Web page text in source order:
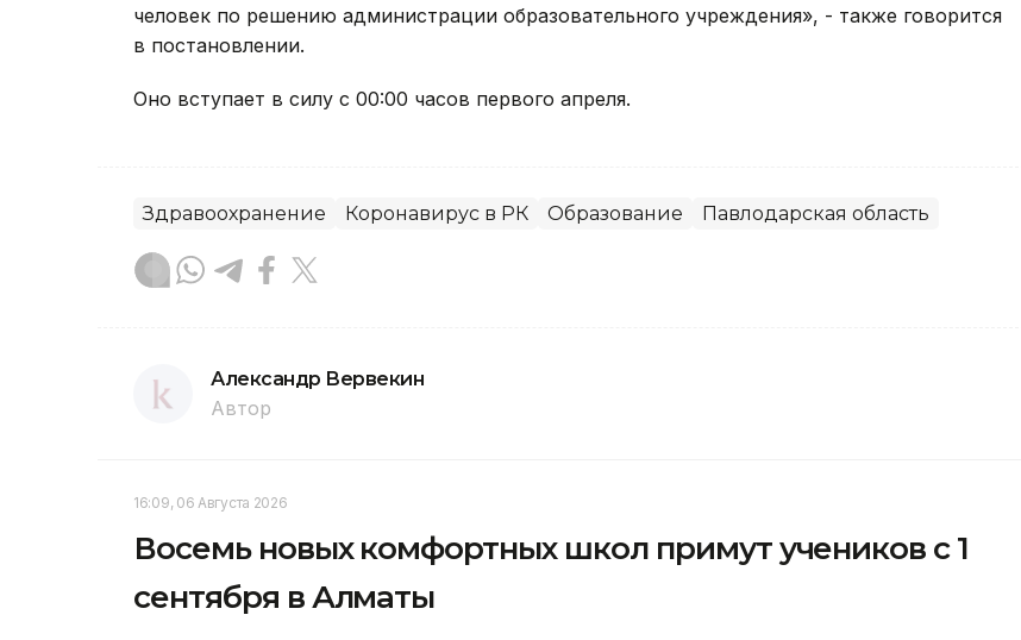
человек по решению администрации образовательного учреждения», - также говорится
в постановлении.
Оно вступает в силу с 00:00 часов первого апреля.
Здравоохранение Коронавирус в РК Образование Павлодарская область
Александр Вервекин
Автор
16:09, 06 Августа 2026
Восемь новых комфортных школ примут учеников с 1
сентября в Алматы